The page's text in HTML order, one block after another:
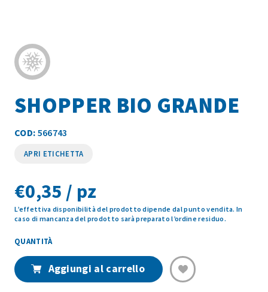
SHOPPER BIO GRANDE
COD: 566743
APRI ETICHETTA
€0,35 / pz
L’effettiva disponibilità del prodotto dipende dal punto vendita. In
caso di mancanza del prodotto sarà preparato l’ordine residuo.
GRANDE
Aggiungi al carrello